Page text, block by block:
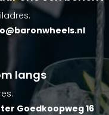
langs
Goedkoopweg 16